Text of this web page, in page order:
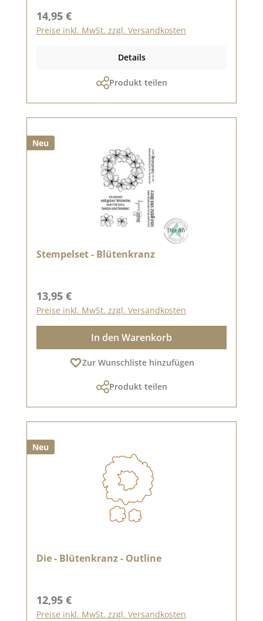
Regulärer Preis:
14,95 €
Preise inkl. MwSt. zzgl. Versandkosten
Details
Produkt teilen
Neu
Stempelset - Blütenkranz
Regulärer Preis:
13,95 €
Preise inkl. MwSt. zzgl. Versandkosten
In den Warenkorb
Zur Wunschliste hinzufügen
Produkt teilen
Neu
Die - Blütenkranz - Outline
Regulärer Preis:
12,95 €
Preise inkl. MwSt. zzgl. Versandkosten